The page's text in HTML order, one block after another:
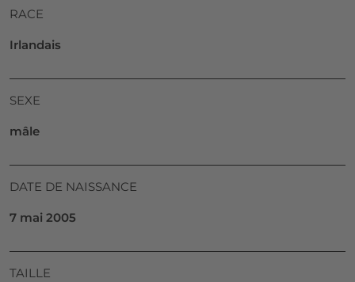
RACE
Irlandais
SEXE
mâle
DATE DE NAISSANCE
7 mai 2005
TAILLE